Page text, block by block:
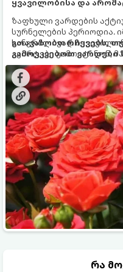
ყვავილობისა და
ზაფხული ვარდების
სურნელების პერიოდია.
ხანგრძლივად
კვირტები გამოიტანონ,
გამოკვება სჭირდებათ.
მოთხოვნილებები
ვიცოდეთ, რომელი
გთავაზობთ რჩევებს,
გამოვკვებოთ
შედეგის მისაღწევად:
რა